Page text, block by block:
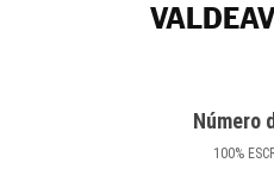
Número
100%